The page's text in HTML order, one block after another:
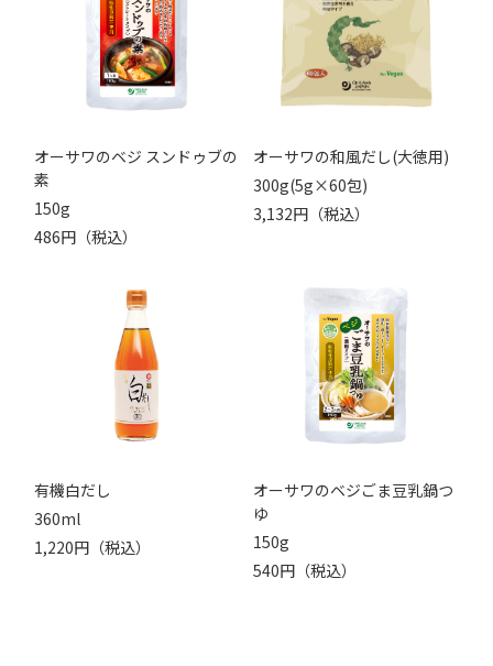
オーサワのベジ スンドゥブの
素
150g
486円（税込）
オーサワの和風だし(大徳用)
300g(5g×60包)
3,132円（税込）
有機白だし
360ml
1,220円（税込）
オーサワのベジごま豆乳鍋つ
ゆ
150g
540円（税込）